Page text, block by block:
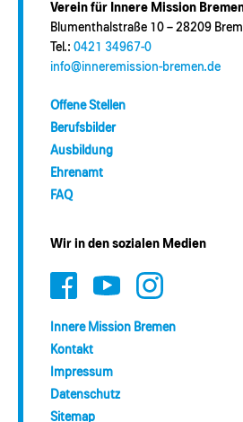
Verein für Innere Mission
Blumenthalstraße 10 – 28209
Tel.: 0421 34967-0
info@inneremission-bremen.de
Offene Stellen
Berufsbilder
Ausbildung
Ehrenamt
FAQ
Wir in den sozialen Medien
Innere Mission Bremen
Kontakt
Impressum
Datenschutz
Sitemap